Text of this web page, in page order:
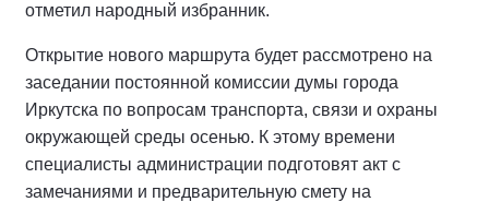
отметил народный избранник.
Открытие нового маршрута будет рассмотрено на
заседании постоянной комиссии думы города
Иркутска по вопросам транспорта, связи и охраны
окружающей среды осенью. К этому времени
специалисты администрации подготовят акт с
замечаниями и предварительную смету на